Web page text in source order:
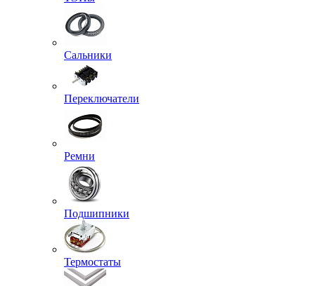
Сальники
Переключатели
Ремни
Подшипники
Термостаты